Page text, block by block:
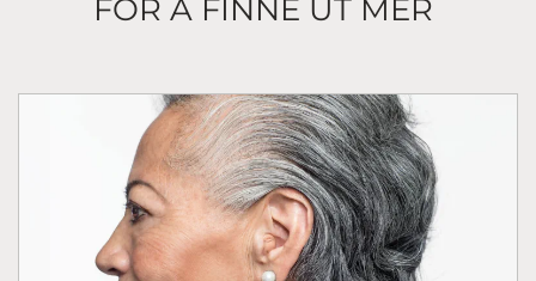
FOR Å FINNE UT MER